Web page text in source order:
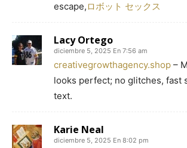
escape,ロボット セックス
Lacy Ortego
diciembre 5, 2025 En 7:56 am
creativegrowthagency.shop –
looks perfect; no glitches, fast
text.
Karie Neal
diciembre 5, 2025 En 8:02 pm